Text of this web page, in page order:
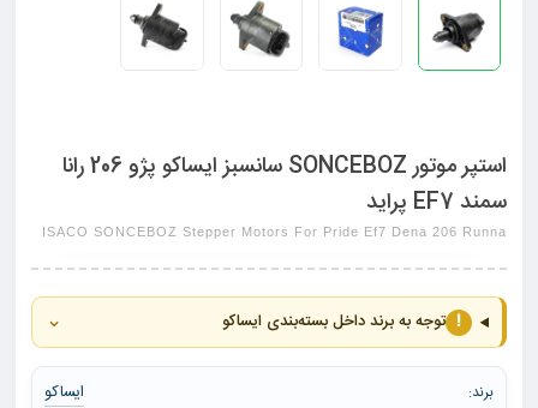
استپر موتور SONCEBOZ سانسبز ایساکو پژو 206 رانا
سمند EF7 پراید
ISACO SONCEBOZ Stepper Motors For Pride Ef7 Dena 206 Runna
! توجه به برند داخل بسته‌بندی ایساکو ⌄
برند: ایساکو